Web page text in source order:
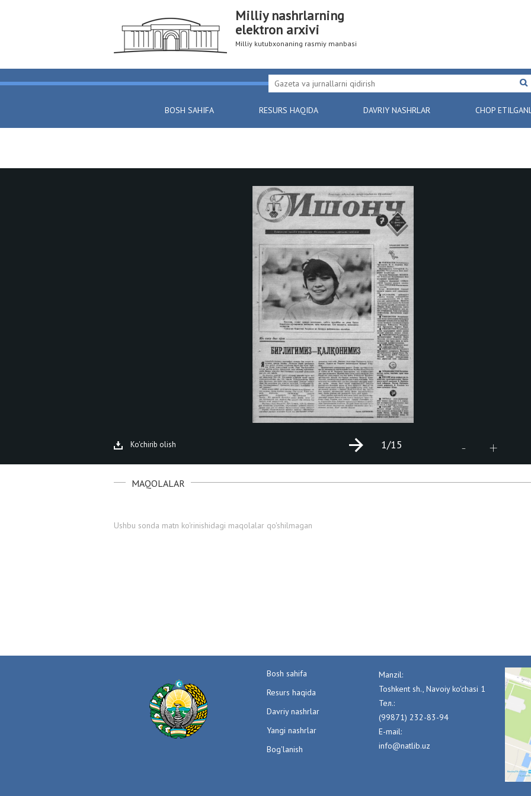
Milliy nashrlarning
elektron arxivi
Milliy kutubxonaning rasmiy manbasi
BOSH SAHIFA RESURS HAQIDA DAVRIY NASHRLAR CHOP
Ko'chirib olish - +
1/15
MAQOLALAR
Ushbu sonda matn ko'rinishidagi maqolalar qo'shilmagan
Bosh sahifa
Resurs haqida
Davriy nashrlar
Yangi nashrlar
Bog'lanish
Manzil:
Toshkent sh., Navoiy ko'chasi 1
Тел.:
(99871) 232-83-94
E-mail:
info@natlib.uz